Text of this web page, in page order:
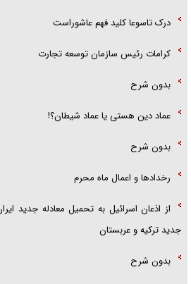
درک تاسوعا کلید فهم عاشوراست
کرامات رئیس سازمان توسعه تجارت
بدون شرح
عماد دین هستی یا عماد شیطان؟!
بدون شرح
رخداد‌ها و اعمال ماه محرم
از اذعان اسرائیل به تحمیل معادله جدید
جدید ترکیه و عربستان
بدون شرح